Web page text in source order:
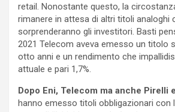
retail. Nonostante questo, la
rimanere in attesa di altri titoli analoghi
sorprenderanno gli investitori. Basti
2021 Telecom aveva emesso un titolo
otto anni e un rendimento che
attuale e pari 1,7%.
Dopo Eni, Telecom ma anche Pirelli
hanno emesso titoli obbligazionari con